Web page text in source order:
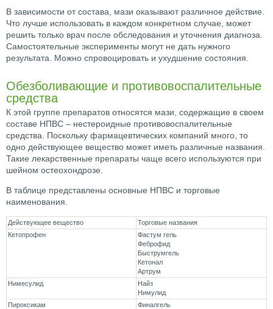
В зависимости от состава, мази оказывают различное действие.
Что лучше использовать в каждом конкретном случае, может
решить только врач после обследования и уточнения диагноза.
Самостоятельные эксперименты могут не дать нужного
результата. Можно спровоцировать и ухудшение состояния.
Обезболивающие и противовоспалительные
средства
К этой группе препаратов относятся мази, содержащие в своем
составе НПВС – нестероидные противовоспалительные
средства. Поскольку фармацевтических компаний много, то
одно действующее вещество может иметь различные названия.
Такие лекарственные препараты чаще всего используются при
шейном остеохондрозе.
В таблице представлены основные НПВС и торговые
наименования.
Действующее вещество
Торговые названия
Кетопрофен
Фастум гель
Феброфид
Быструмгель
Кетонал
Артрум
Нимесулид
Найз
Нимулид
Пироксикам
Финалгель